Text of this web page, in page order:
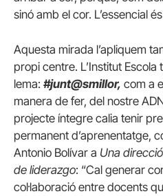
sinó amb el cor. L’essencial
Aquesta mirada l’apliquem
propi centre. L’Institut
lema: #junt@smillor, com a
manera de fer, del nostre
projecte íntegre calia tenir
permanent d’aprenentatge,
Antonio Bolívar a Una
de liderazgo: “Cal generar
col·laboració entre docents